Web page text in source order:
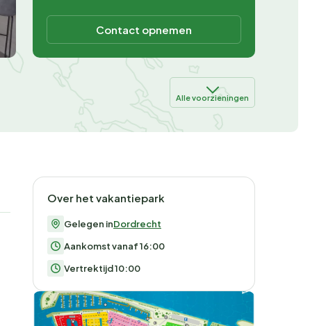
Contact opnemen
Alle voorzieningen
Over het vakantiepark
Gelegen inDordrecht
Aankomst vanaf 16:00
Vertrektijd 10:00